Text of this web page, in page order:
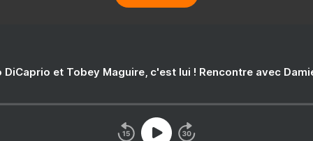
DiCaprio et Tobey Maguire, c'est lui ! Rencontre avec